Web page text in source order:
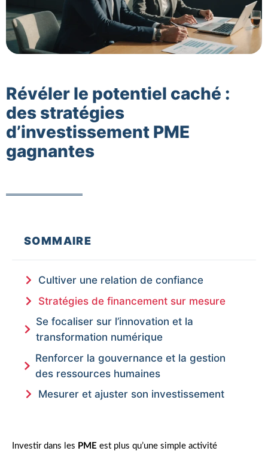
Révéler le potentiel caché :
des stratégies
d’investissement PME
gagnantes
SOMMAIRE
Cultiver une relation de confiance
Stratégies de financement sur mesure
Se focaliser sur l’innovation et la
transformation numérique
Renforcer la gouvernance et la gestion
des ressources humaines
Mesurer et ajuster son investissement
Investir dans les PME est plus qu’une simple activité